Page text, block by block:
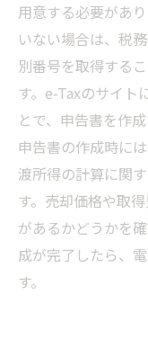
用意する必要があ
いない場合は、税
別番号を取得する
す。e-Taxのサイト
とで、申告書を作成
申告書の作成時に
渡所得の計算に関
す。売却価格や取
があるかどうかを
成が完了したら、
す。